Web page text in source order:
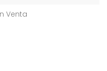
Venta